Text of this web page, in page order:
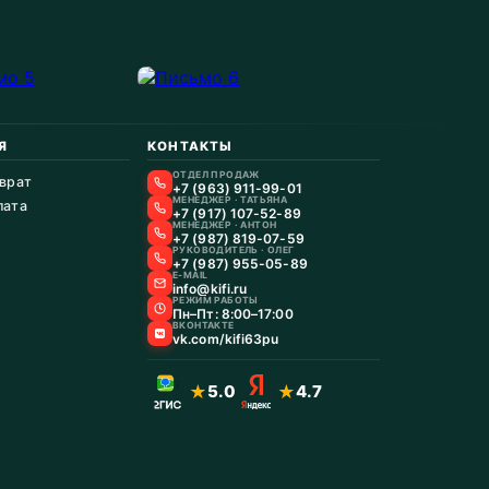
КОНТАКТЫ
ОТДЕЛ ПРОДАЖ
+7 (963) 911-99-01
МЕНЕДЖЕР · ТАТЬЯНА
+7 (917) 107-52-89
МЕНЕДЖЕР · АНТОН
+7 (987) 819-07-59
РУКОВОДИТЕЛЬ · ОЛЕГ
+7 (987) 955-05-89
E-MAIL
info@kifi.ru
РЕЖИМ РАБОТЫ
Пн–Пт: 8:00–17:00
ВКОНТАКТЕ
vk.com/kifi63pu
★5.0 ★4.7